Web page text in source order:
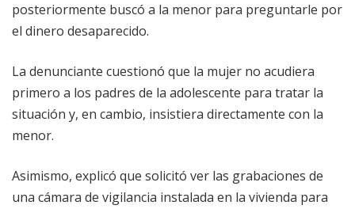
posteriormente buscó a la menor para preguntarle por
el dinero desaparecido.
La denunciante cuestionó que la mujer no acudiera
primero a los padres de la adolescente para tratar la
situación y, en cambio, insistiera directamente con la
menor.
Asimismo, explicó que solicitó ver las grabaciones de
una cámara de vigilancia instalada en la vivienda para